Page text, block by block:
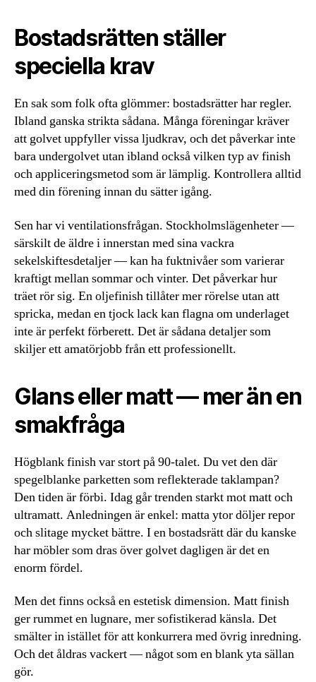
Bostadsrätten ställer
speciella krav
En sak som folk ofta glömmer: bostadsrätter har regler.
Ibland ganska strikta sådana. Många föreningar kräver
att golvet uppfyller vissa ljudkrav, och det påverkar inte
bara undergolvet utan ibland också vilken typ av finish
och appliceringsmetod som är lämplig. Kontrollera alltid
med din förening innan du sätter igång.
Sen har vi ventilationsfrågan. Stockholmslägenheter —
särskilt de äldre i innerstan med sina vackra
sekelskiftesdetaljer — kan ha fuktnivåer som varierar
kraftigt mellan sommar och vinter. Det påverkar hur
träet rör sig. En oljefinish tillåter mer rörelse utan att
spricka, medan en tjock lack kan flagna om underlaget
inte är perfekt förberett. Det är sådana detaljer som
skiljer ett amatörjobb från ett professionellt.
Glans eller matt — mer än en
smakfråga
Högblank finish var stort på 90-talet. Du vet den där
spegelblanke parketten som reflekterade taklampan?
Den tiden är förbi. Idag går trenden starkt mot matt och
ultramatt. Anledningen är enkel: matta ytor döljer repor
och slitage mycket bättre. I en bostadsrätt där du kanske
har möbler som dras över golvet dagligen är det en
enorm fördel.
Men det finns också en estetisk dimension. Matt finish
ger rummet en lugnare, mer sofistikerad känsla. Det
smälter in istället för att konkurrera med övrig inredning.
Och det åldras vackert — något som en blank yta sällan
gör.